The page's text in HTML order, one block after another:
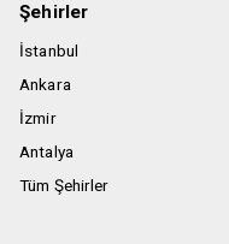
Şehirler
İstanbul
Ankara
İzmir
Antalya
Tüm Şehirler